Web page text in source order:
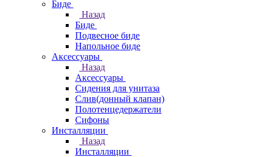
Биде
Назад
Биде
Подвесное биде
Напольное биде
Аксессуары
Назад
Аксессуары
Сидения для унитаза
Слив(донный клапан)
Полотенцедержатели
Сифоны
Инсталляции
Назад
Инсталляции